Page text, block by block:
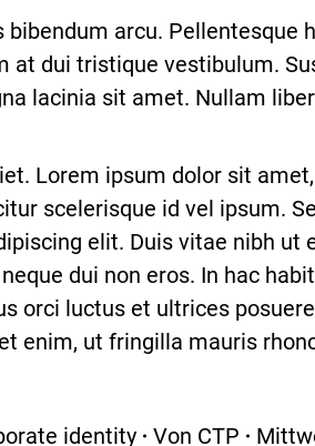
arcu.
at dui tristique vestibulum.
lacinia sit amet. Nullam
Lorem ipsum dolor sit
scelerisque id vel ipsum.
elit. Duis vitae nibh
dui non eros. In hac
orci luctus et ultrices
enim, ut fringilla mauris
identity Von CTP